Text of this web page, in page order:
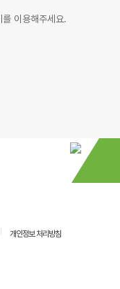
이용해주세요.
개인정보 처리방침